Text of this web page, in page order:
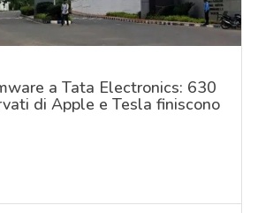
a Tata Electronics: 630
di Apple e Tesla finiscono